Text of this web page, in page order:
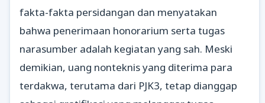
fakta-fakta persidangan dan menyatakan
bahwa penerimaan honorarium serta tugas
narasumber adalah kegiatan yang sah. Meski
demikian, uang nonteknis yang diterima para
terdakwa, terutama dari PJK3, tetap dianggap